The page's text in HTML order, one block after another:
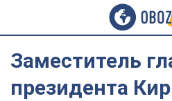
Заместитель
президента